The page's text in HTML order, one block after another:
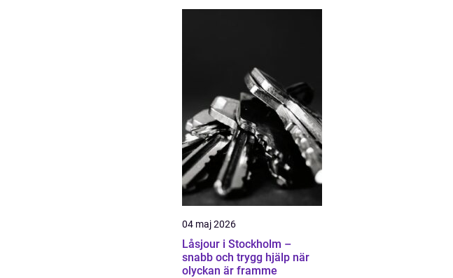
04 maj 2026
Låsjour i Stockholm –
snabb och trygg hjälp när
olyckan är framme